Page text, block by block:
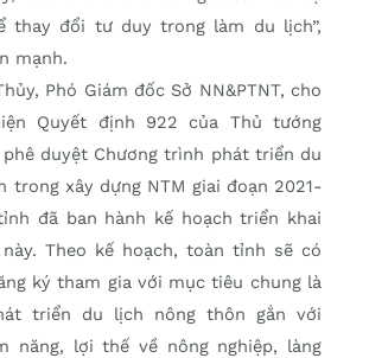
thay đổi tư duy trong làm du lịch”,
mạnh.
Phó Giám đốc Sở NN&PTNT, cho
Quyết định 922 của Thủ tướng
duyệt Chương trình phát triển du
trong xây dựng NTM giai đoạn 2021-
đã ban hành kế hoạch triển khai
Theo kế hoạch, toàn tỉnh sẽ có
ký tham gia với mục tiêu chung là
triển du lịch nông thôn gắn với
năng, lợi thế về nông nghiệp, làng